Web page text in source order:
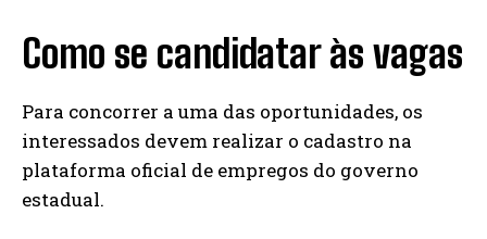
Como se candidatar às vagas
Para concorrer a uma das oportunidades, os
interessados devem realizar o cadastro na
plataforma oficial de empregos do governo
estadual.